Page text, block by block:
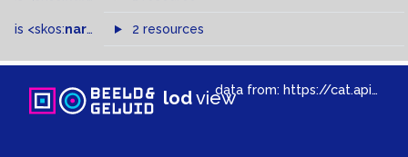
is <skos:narrowMatch >of
2 resources
lodviewdata from: https://cat.apis.beeldengeluid.nl/sparql